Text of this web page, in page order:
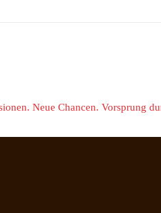
Neue Chancen. Vorsprung